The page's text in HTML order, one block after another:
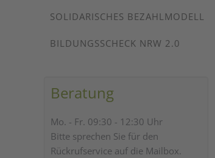
SOLIDARISCHES BEZAHLMODELL
BILDUNGSSCHECK NRW 2.0
Beratung
Mo. - Fr. 09:30 - 12:30 Uhr
Bitte sprechen Sie für den
Rückrufservice auf die Mailbox.